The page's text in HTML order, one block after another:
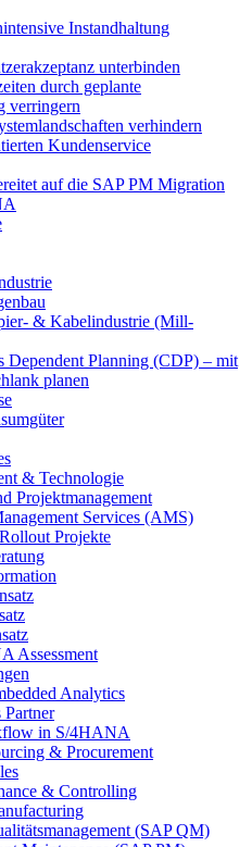
Instandhaltung
unterbinden
durch geplante
verringern
verhindern
Kundenservice
auf die SAP PM Migration
& Kabelindustrie (Mill-
Dependent Planning (CDP) – mit
planen
& Technologie
Projektmanagement
Services (AMS)
Projekte
Assessment
Analytics
Partner
in S/4HANA
& Procurement
& Controlling
(SAP QM)